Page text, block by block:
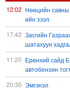
12:02 Нөөцийн савны
ийн зээл
17:42 Засгийн
шатахуун
11:20 Ерөнхий сайд
автобензин
20:30 Эмгэнэл